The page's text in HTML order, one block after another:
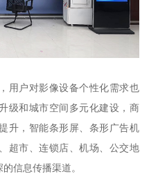
用户对影像设备个性化需求也
级和城市空间多元化建设，商
升，智能条形屏、条形广告机
超市、连锁店、机场、公交地
信息传播渠道。